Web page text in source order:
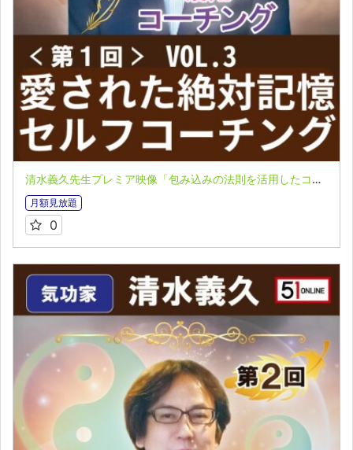
清水義久先生プレミア映像「包み込みの法則を活用したコーチング」第１回 VOL.３：愛された絶対記憶とセルフコーチング
月額見放題
0